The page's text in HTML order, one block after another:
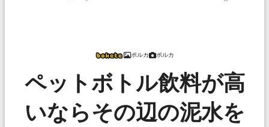
ポルカ ポルカ
ペットボトル飲料が高
いならその辺の泥水を